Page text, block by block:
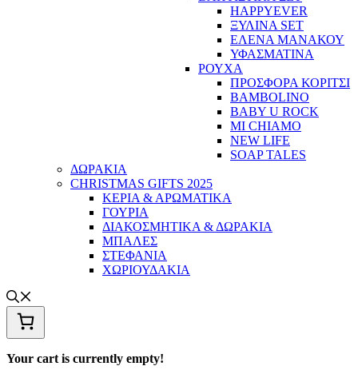
HAPPYEVER
ΞΥΛΙΝΑ SET
ΕΛΕΝΑ ΜΑΝΑΚΟΥ
ΥΦΑΣΜΑΤΙΝΑ
ΡΟΥΧΑ
ΠΡΟΣΦΟΡΑ ΚΟΡΙΤΣΙ
BAMBOLINO
BABY U ROCK
MI CHIAMO
NEW LIFE
SOAP TALES
ΔΩΡΑΚΙΑ
CHRISTMAS GIFTS 2025
ΚΕΡΙΑ & ΑΡΩΜΑΤΙΚΑ
ΓΟΥΡΙΑ
ΔΙΑΚΟΣΜΗΤΙΚΑ & ΔΩΡΑΚΙΑ
ΜΠΑΛΕΣ
ΣΤΕΦΑΝΙΑ
ΧΩΡΙΟΥΔΑΚΙΑ
Your cart is currently empty!